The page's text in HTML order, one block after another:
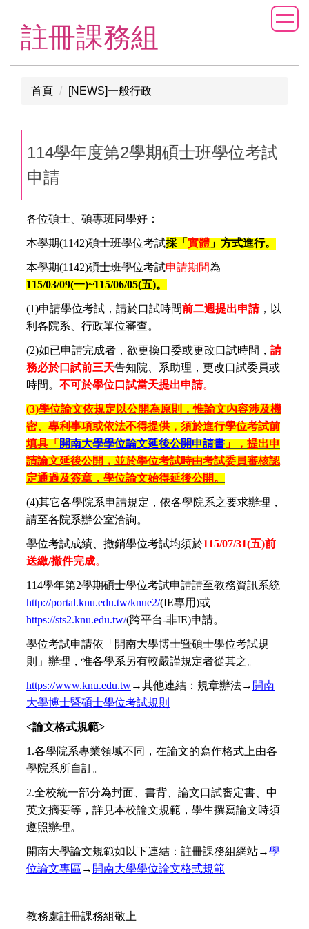
註冊課務組
首頁 [NEWS]一般行政
114學年度第2學期碩士班學位考試
申請
各位碩士、碩專班同學好：
本學期(1142)碩士班學位考試採「 實體 」方式進行。
本學期(1142)碩士班學位考試申請期間為
115/03/09(一)~115/06/05(五)。
(1)申請學位考試，請於口試時間前二週提出申請，以
利各院系、行政單位審查。
(2)如已申請完成者，欲更換口委或更改口試時間， 請
務必於口試前三天告知院、系助理，更改口試委員或
時間。 不可於學位口試當天提出申請。
(3)學位論文依規定以公開為原則，惟論文內容涉及機
密、專利事項或依法不得提供，須於進行學位考試前
填具「 開南大學學位論文延後公開申請書 」，提出申
請論文延後公開，並於學位考試時由考試委員審核認
定通過及簽章，學位論文始得延後公開。
(4)其它各學院系申請規定，依各學院系之要求辦理，
請至各院系辦公室洽詢。
學位考試成績、撤銷學位考試均須於115/07/31(五)前
送繳/撤件完成。
114學年第2學期碩士學位考試申請請至教務資訊系統
http://portal.knu.edu.tw/knue2/(IE專用)或
https://sts2.knu.edu.tw/(跨平台-非IE)申請。
學位考試申請依「開南大學博士暨碩士學位考試規
則」辦理，惟各學系另有較嚴謹規定者從其之。
https://www.knu.edu.tw→其他連結：規章辦法→ 開南
大學博士暨碩士學位考試規則
<論文格式規範>
1.各學院系專業領域不同，在論文的寫作格式上由各
學院系所自訂。
2.全校統一部分為封面、書背、論文口試審定書、中
英文摘要等，詳見本校論文規範，學生撰寫論文時須
遵照辦理。
開南大學論文規範如以下連結：註冊課務組網站→學
位論文專區 → 開南大學學位論文格式規範
教務處註冊課務組敬上